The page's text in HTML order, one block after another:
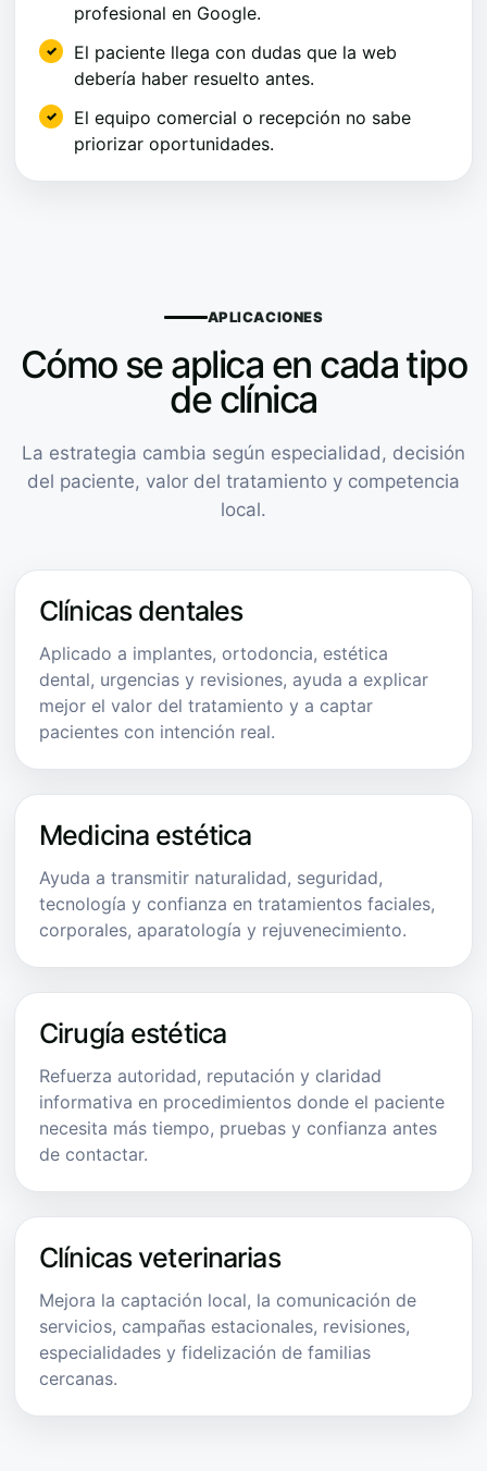
profesional en Google.
El paciente llega con dudas que la web
debería haber resuelto antes.
El equipo comercial o recepción no sabe
priorizar oportunidades.
APLICACIONES
Cómo se aplica en cada tipo
de clínica
La estrategia cambia según especialidad, decisión
del paciente, valor del tratamiento y competencia
local.
Clínicas dentales
Aplicado a implantes, ortodoncia, estética
dental, urgencias y revisiones, ayuda a explicar
mejor el valor del tratamiento y a captar
pacientes con intención real.
Medicina estética
Ayuda a transmitir naturalidad, seguridad,
tecnología y confianza en tratamientos faciales,
corporales, aparatología y rejuvenecimiento.
Cirugía estética
Refuerza autoridad, reputación y claridad
informativa en procedimientos donde el paciente
necesita más tiempo, pruebas y confianza antes
de contactar.
Clínicas veterinarias
Mejora la captación local, la comunicación de
servicios, campañas estacionales, revisiones,
especialidades y fidelización de familias
cercanas.